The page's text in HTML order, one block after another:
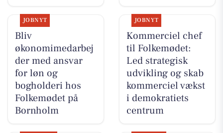
JOBNYT
Bliv
økonomimedarbej
der med ansvar
for løn og
bogholderi hos
Folkemødet på
Bornholm
JOBNYT
Kommerciel chef
til Folkemødet:
Led strategisk
udvikling og skab
kommerciel vækst
i demokratiets
centrum